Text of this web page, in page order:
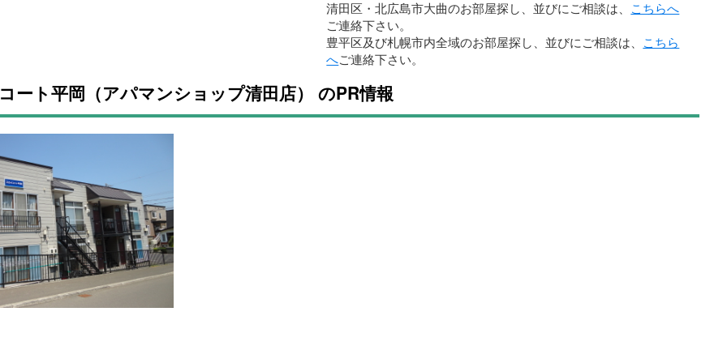
清田区・北広島市大曲のお部屋探し、並びにご相談は、 こちらへ
ご連絡下さい。
豊平区及び札幌市内全域のお部屋探し、並びにご相談は、 こちら
へご連絡下さい。
ート平岡（アパマンショップ清田店） のPR情報